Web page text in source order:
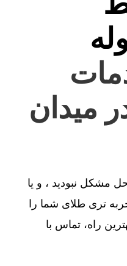
میدان
مشکل نبودید ، و یا
تری طلای شما را
راه، تماس با